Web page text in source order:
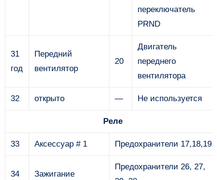
переключатель
PRND
31
год
Передний
вентилятор
20
Двигатель
переднего
вентилятора
32 открыто — Не используется
Реле
33 Аксессуар # 1 Предохранители 17,18,19
34 Зажигание
Предохранители 26, 27,